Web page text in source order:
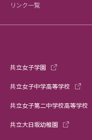
リンク一覧
共立女子学園
共立女子中学高等学校
共立女子第二中学校高等学校
共立大日坂幼稚園